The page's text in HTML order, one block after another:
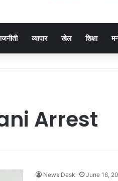
व्यापार खेल शिक्षा
Arrest
News Desk June 16,